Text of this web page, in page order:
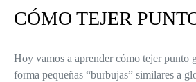
CÓMO TEJER
Hoy vamos a aprender cómo tejer punto
forma pequeñas “burbujas” similares a